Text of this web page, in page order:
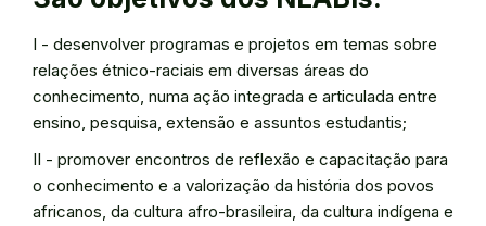
I - desenvolver programas e projetos em temas sobre
relações étnico-raciais em diversas áreas do
conhecimento, numa ação integrada e articulada entre
ensino, pesquisa, extensão e assuntos estudantis;
II - promover encontros de reflexão e capacitação para
o conhecimento e a valorização da história dos povos
africanos, da cultura afro-brasileira, da cultura indígena e